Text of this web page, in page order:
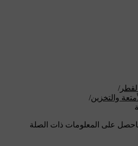
/
والتخزين/
احصل على المعلومات ذات الصلة